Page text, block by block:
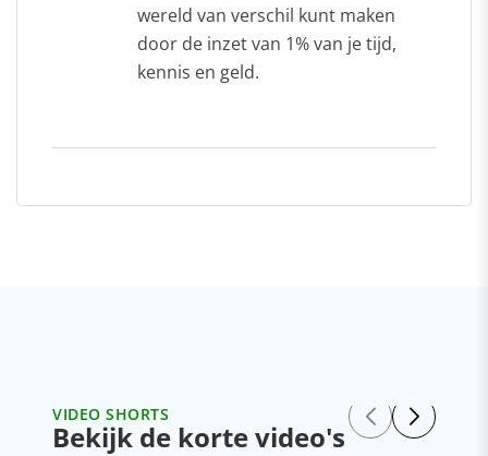
wereld van verschil kunt maken
door de inzet van 1% van je tijd,
kennis en geld.
VIDEO SHORTS
Bekijk de korte video's